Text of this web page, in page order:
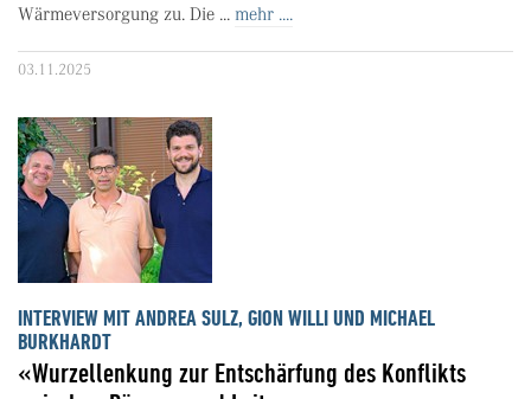
Wärmeversorgung zu. Die ... mehr ....
03.11.2025
INTERVIEW MIT ANDREA SULZ, GION WILLI UND MICHAEL
BURKHARDT
«Wurzellenkung zur Entschärfung des Konflikts